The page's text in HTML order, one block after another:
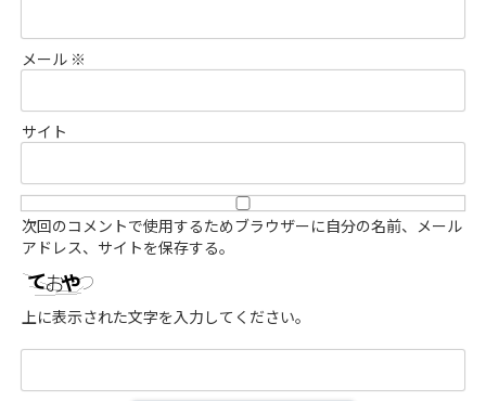
メール ※
サイト
次回のコメントで使用するためブラウザーに自分の名前、メール
アドレス、サイトを保存する。
上に表示された文字を入力してください。